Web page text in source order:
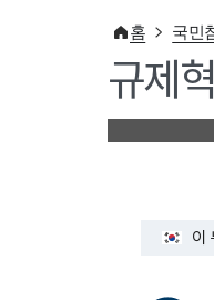
홈 국민
규제